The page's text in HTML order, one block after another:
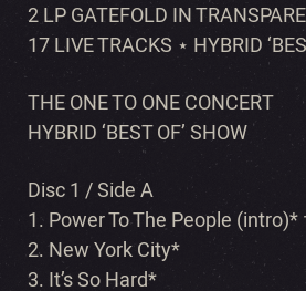
2 LP GATEFOLD IN
17 LIVE TRACKS ⋆ HYBRID
THE ONE TO ONE CONCERT
HYBRID ‘BEST OF’ SHOW
Disc 1 / Side A
1. Power To The People (intro)*
2. New York City*
3. It’s So Hard*